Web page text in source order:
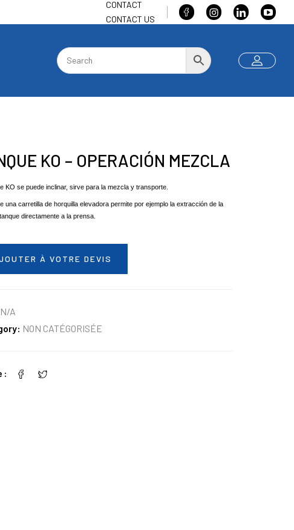
CONTACT
CONTACT US
KO – OPERACIÓN MEZCLA
KO se puede inclinar, sirve para la mezcla y transporte.
una carretilla de horquilla elevadora permite por ejemplo la extracción de la
directamente a la prensa.
À VOTRE DEVIS
N/A
NON CATÉGORISÉE